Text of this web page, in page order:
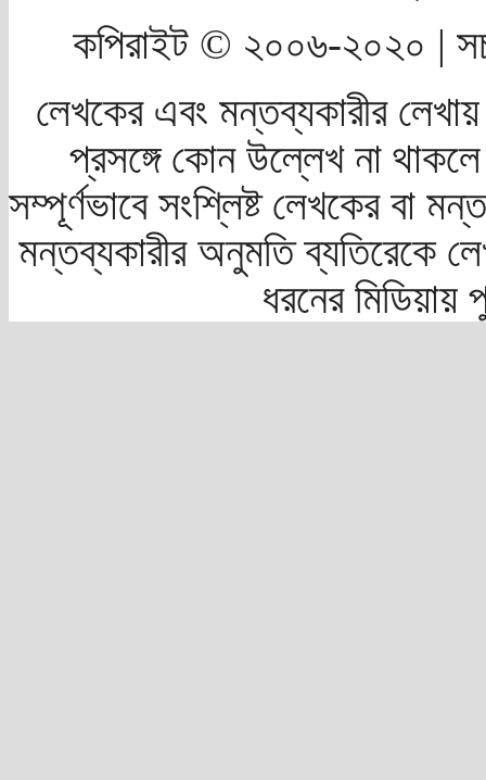
কপিরাইট © ২০০৬-২০২০ |
লেখকের এবং মন্তব্যকারীর
প্রসঙ্গে কোন উল্লেখ না
সম্পূর্ণভাবে সংশ্লিষ্ট লেখকের বা
মন্তব্যকারীর অনুমতি ব্যতিরেকে
ধরনের মিডিয়ায়